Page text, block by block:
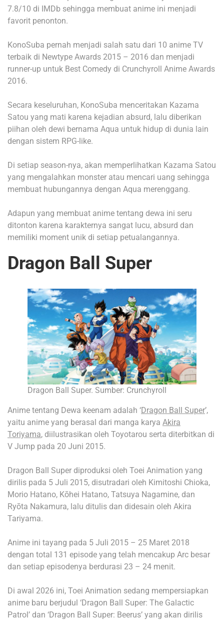
7.8/10 di IMDb sehingga membuat anime ini menjadi
favorit penonton.
KonoSuba pernah menjadi salah satu dari 10 anime TV
terbaik di Newtype Awards 2015 – 2016 dan menjadi
runner-up untuk Best Comedy di Crunchyroll Anime Awards
2016.
Secara keseluruhan, KonoSuba menceritakan Kazama
Satou yang mati karena kejadian absurd, lalu diberikan
piihan oleh dewi bernama Aqua untuk hidup di dunia lain
dengan sistem RPG-like.
Di setiap season-nya, akan memperlihatkan Kazama Satou
yang mengalahkan monster atau mencari uang sehingga
membuat hubungannya dengan Aqua merenggang.
Adapun yang membuat anime tentang dewa ini seru
ditonton karena karakternya sangat lucu, absurd dan
memiliki moment unik di setiap petualangannya.
Dragon Ball Super
Dragon Ball Super. Sumber: Crunchyroll
Anime tentang Dewa keenam adalah ‘Dragon Ball Super’,
yaitu anime yang berasal dari manga karya Akira
Toriyama, diilustrasikan oleh Toyotarou serta diterbitkan di
V Jump pada 20 Juni 2015.
Dragon Ball Super diproduksi oleh Toei Animation yang
dirilis pada 5 Juli 2015, disutradari oleh Kimitoshi Chioka,
Morio Hatano, Kōhei Hatano, Tatsuya Nagamine, dan
Ryōta Nakamura, lalu ditulis dan didesain oleh Akira
Tariyama.
Anime ini tayang pada 5 Juli 2015 – 25 Maret 2018
dengan total 131 episode yang telah mencakup Arc besar
dan setiap episodenya berdurasi 23 – 24 menit.
Di awal 2026 ini, Toei Animation sedang mempersiapkan
anime baru berjudul ‘Dragon Ball Super: The Galactic
Patrol’ dan ‘Dragon Ball Super: Beerus’ yang akan dirilis